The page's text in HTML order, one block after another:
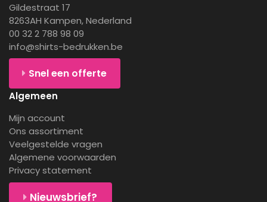
Gildestraat 17
8263AH Kampen, Nederland
00 32 2 788 98 09
info@shirts-bedrukken.be
Snel een offerte
Algemeen
Mijn account
Ons assortiment
Veelgestelde vragen
Algemene voorwaarden
Privacy statement
Nieuwsbrief?